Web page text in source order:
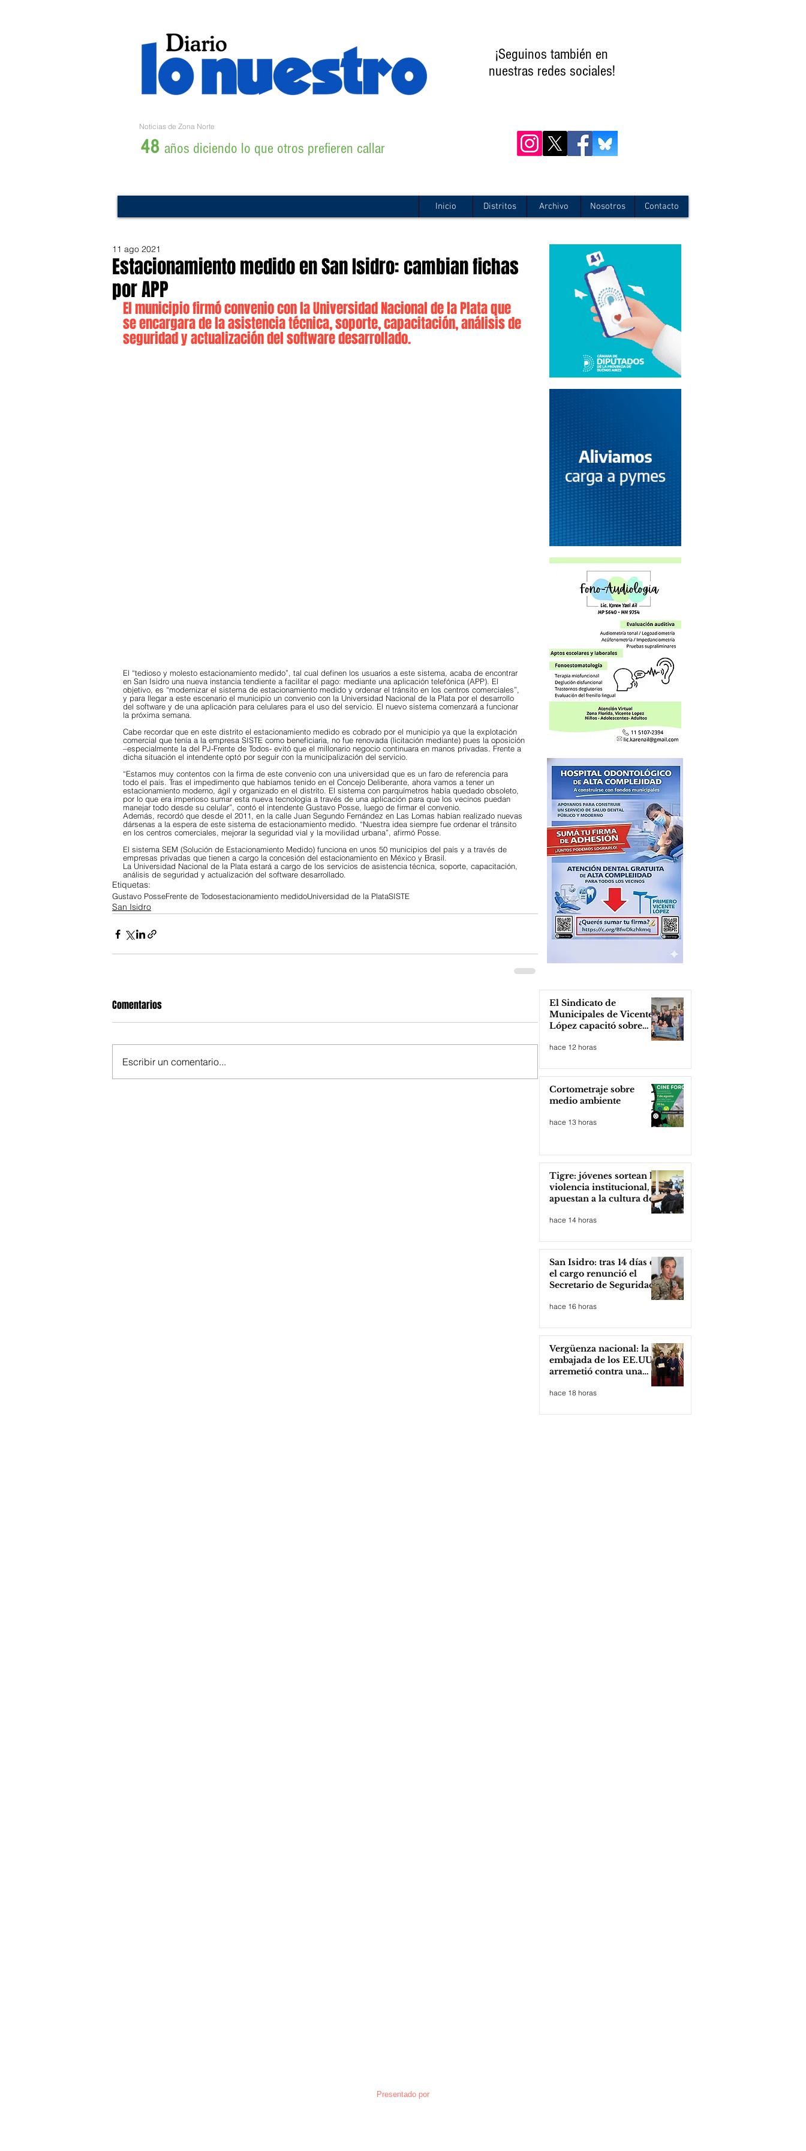
¡Seguinos también en
nuestras redes sociales!
Noticias de Zona Norte
48 años diciendo lo que otros prefieren callar
Inicio Distritos Archivo Nosotros Contacto
Estacionamiento medido en San Isidro: cambian fichas
por APP
11 ago 2021
El municipio firmó convenio con la Universidad Nacional de la Plata que
se encargara de la asistencia técnica, soporte, capacitación, análisis de
seguridad y actualización del software desarrollado.
El “tedioso y molesto estacionamiento medido”, tal cual definen los usuarios a este sistema, acaba de encontrar
en San Isidro una nueva instancia tendiente a facilitar el pago: mediante una aplicación telefónica (APP). El
objetivo, es “modernizar el sistema de estacionamiento medido y ordenar el tránsito en los centros comerciales”,
y para llegar a este escenario el municipio un convenio con la Universidad Nacional de la Plata por el desarrollo
del software y de una aplicación para celulares para el uso del servicio. El nuevo sistema comenzará a funcionar
la próxima semana.
Cabe recordar que en este distrito el estacionamiento medido es cobrado por el municipio ya que la explotación
comercial que tenía a la empresa SISTE como beneficiaria, no fue renovada (licitación mediante) pues la oposición
–especialmente la del PJ-Frente de Todos- evitó que el millonario negocio continuara en manos privadas. Frente a
dicha situación el intendente optó por seguir con la municipalización del servicio.
“Estamos muy contentos con la firma de este convenio con una universidad que es un faro de referencia para
todo el país. Tras el impedimento que habíamos tenido en el Concejo Deliberante, ahora vamos a tener un
estacionamiento moderno, ágil y organizado en el distrito. El sistema con parquímetros había quedado obsoleto,
por lo que era imperioso sumar esta nueva tecnología a través de una aplicación para que los vecinos puedan
manejar todo desde su celular”, contó el intendente Gustavo Posse, luego de firmar el convenio.
Además, recordó que desde el 2011, en la calle Juan Segundo Fernández en Las Lomas habían realizado nuevas
dársenas a la espera de este sistema de estacionamiento medido. “Nuestra idea siempre fue ordenar el tránsito
en los centros comerciales, mejorar la seguridad vial y la movilidad urbana”, afirmó Posse.
El sistema SEM (Solución de Estacionamiento Medido) funciona en unos 50 municipios del país y a través de
empresas privadas que tienen a cargo la concesión del estacionamiento en México y Brasil.
La Universidad Nacional de la Plata estará a cargo de los servicios de asistencia técnica, soporte, capacitación,
análisis de seguridad y actualización del software desarrollado.
Etiquetas:
Gustavo PosseFrente de Todosestacionamiento medidoUniversidad de la PlataSISTE
San Isidro
Comentarios
Escribir un comentario...
El Sindicato de
Municipales de Vicente
López capacitó sobre
hace 12 horas
Cortometraje sobre
medio ambiente
hace 13 horas
Tigre: jóvenes sortean la
violencia institucional,
apuestan a la cultura del
hace 14 horas
San Isidro: tras 14 días en
el cargo renunció el
Secretario de Seguridad
hace 16 horas
Vergüenza nacional: la
embajada de los EE.UU
arremetió contra una
hace 18 horas
Presentado por